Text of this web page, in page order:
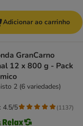
Adicionar ao carrinho
GranCarno
12 x 800 g - Pack
2 (6 variedades)
4.5/5 (1137)